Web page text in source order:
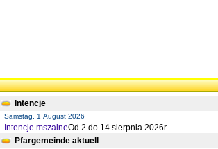
Intencje
Samstag, 1 August 2026
Intencje mszalneOd 2 do 14 sierpnia 2026r.
Pfargemeinde aktuell